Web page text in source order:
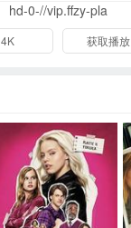
hd-0-//vip.ffzy-pla
4K 获取播放